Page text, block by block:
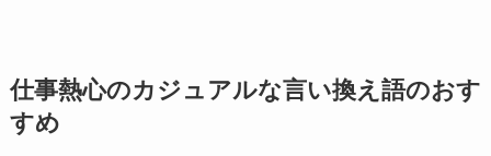
仕事熱心のカジュアルな言い換え語のおす
すめ